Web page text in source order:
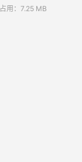
用：7.25 MB